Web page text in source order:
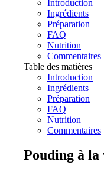
Introduction
Ingrédients
Préparation
FAQ
Nutrition
Commentaires
Table des matières
Introduction
Ingrédients
Préparation
FAQ
Nutrition
Commentaires
Pouding à la